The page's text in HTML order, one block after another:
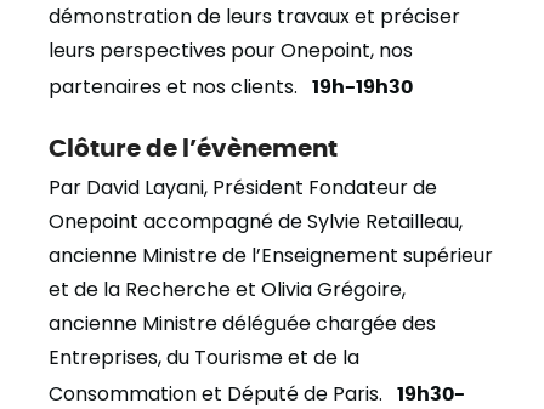
démonstration de leurs travaux et préciser
leurs perspectives pour Onepoint, nos
partenaires et nos clients. 19h-19h30
Clôture de l’évènement
Par David Layani, Président Fondateur de
Onepoint accompagné de Sylvie Retailleau,
ancienne Ministre de l’Enseignement supérieur
et de la Recherche et Olivia Grégoire,
ancienne Ministre déléguée chargée des
Entreprises, du Tourisme et de la
Consommation et Député de Paris.
19h30-